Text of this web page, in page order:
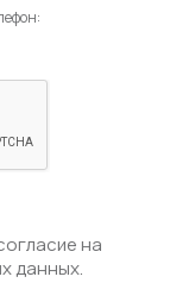
на
данных.